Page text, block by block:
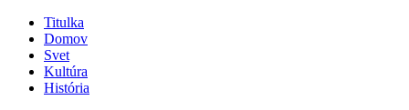
Titulka
Domov
Svet
Kultúra
História